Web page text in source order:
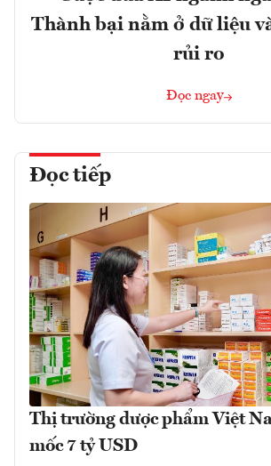
Thành bại nằm ở dữ liệu
rủi ro
Đọc ngay
Đọc tiếp
Thị trường dược phẩm Việt
mốc 7 tỷ USD